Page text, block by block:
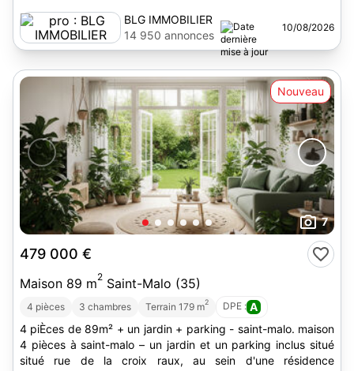
BLG IMMOBILIER
14 950 annonces
10/08/2026
Nouveau
7
479 000 €
Maison 89 m2 Saint-Malo (35)
4 pièces 3 chambres Terrain 179 m2 DPE : A
4 piÈces de 89m² + un jardin + parking - saint-malo. maison
4 pièces à saint-malo – un jardin et un parking inclus situé
situé rue de la croix raux, au sein d'une résidence